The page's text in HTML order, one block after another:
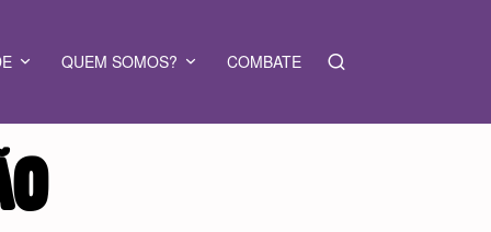
QUEM SOMOS? COMBATE